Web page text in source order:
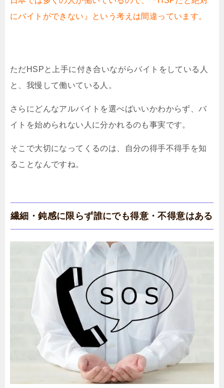
にバイトができない』という考えは間違っています。
ただHSPと上手に付き合いながらバイトをしている人
と、我慢して働いている人。
さらにどんなアルバイトを選べばいいかわからず、バ
イトを始められない人に分かれるのも事実です。
そこで大切になってくるのは、自分の得手不得手を知
ることなんですね。
繊細・鈍感に限らず誰にでも得意・不得意はある